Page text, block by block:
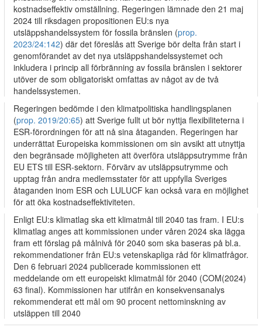
kostnadseffektiv omställning. Regeringen lämnade den 21 maj
2024 till riksdagen propositionen EU:s nya
utsläppshandelssystem för fossila bränslen (prop.
2023/24:142) där det föreslås att Sverige bör delta från start i
genomförandet av det nya utsläppshandelssystemet och
inkludera i princip all förbränning av fossila bränslen i sektorer
utöver de som obligatoriskt omfattas av något av de två
handelssystemen.
Regeringen bedömde i den klimatpolitiska handlingsplanen
(prop. 2019/20:65) att Sverige fullt ut bör nyttja flexibiliteterna i
ESR-förordningen för att nå sina åtaganden. Regeringen har
underrättat Europeiska kommissionen om sin avsikt att utnyttja
den begränsade möjligheten att överföra utsläppsutrymme från
EU ETS till ESR-sektorn. Förvärv av utsläppsutrymme och
upptag från andra medlemsstater för att uppfylla Sveriges
åtaganden inom ESR och LULUCF kan också vara en möjlighet
för att öka kostnadseffektiviteten.
Enligt EU:s klimatlag ska ett klimatmål till 2040 tas fram. I EU:s
klimatlag anges att kommissionen under våren 2024 ska lägga
fram ett förslag på målnivå för 2040 som ska baseras på bl.a.
rekommendationer från EU:s vetenskapliga råd för klimatfrågor.
Den 6 februari 2024 publicerade kommissionen ett
meddelande om ett europeiskt klimatmål för 2040 (COM(2024)
63 final). Kommissionen har utifrån en konsekvensanalys
rekommenderat ett mål om 90 procent nettominskning av
utsläppen till 2040